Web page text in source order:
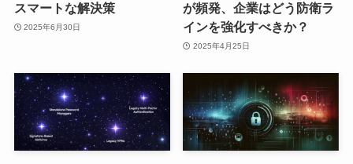
スマートな解決策
2025年6月30日
が頻発、企業はどう防衛ラ
インを強化すべきか？
2025年4月25日